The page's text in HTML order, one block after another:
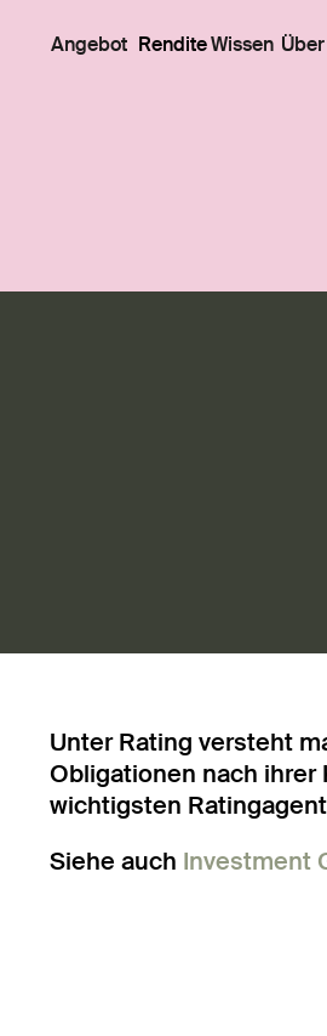
Angebot RenditeWissen
Unter Rating versteht
Obligationen nach ihrer
wichtigsten
Siehe auch Investment